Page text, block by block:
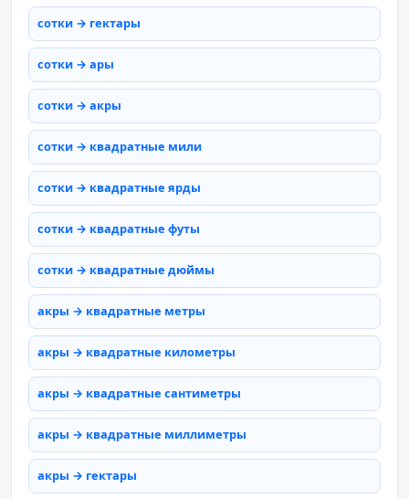
сотки → гектары
сотки → ары
сотки → акры
сотки → квадратные мили
сотки → квадратные ярды
сотки → квадратные футы
сотки → квадратные дюймы
акры → квадратные метры
акры → квадратные километры
акры → квадратные сантиметры
акры → квадратные миллиметры
акры → гектары